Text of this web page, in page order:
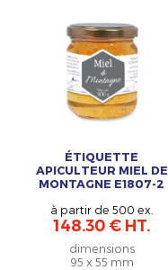
ÉTIQUETTE
APICULTEUR MIEL DE
MONTAGNE E1807-2
à partir de 500 ex.
148.30 € HT.
dimensions
95 x 55 mm